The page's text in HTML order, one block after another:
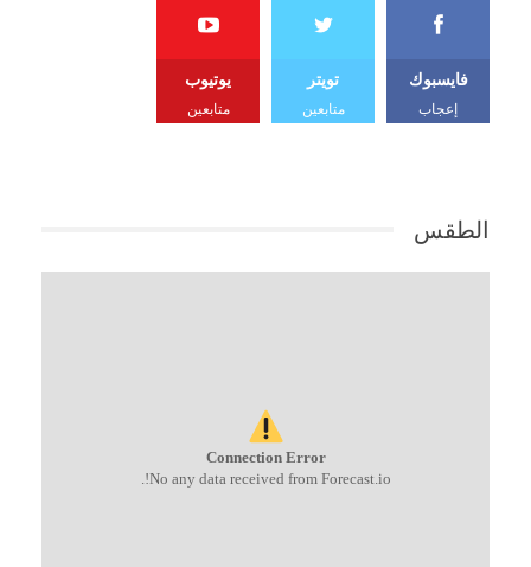
فايسبوك
إعجاب
تويتر
متابعين
يوتيوب
متابعين
الطقس
Connection Error
No any data received from Forecast.io!.